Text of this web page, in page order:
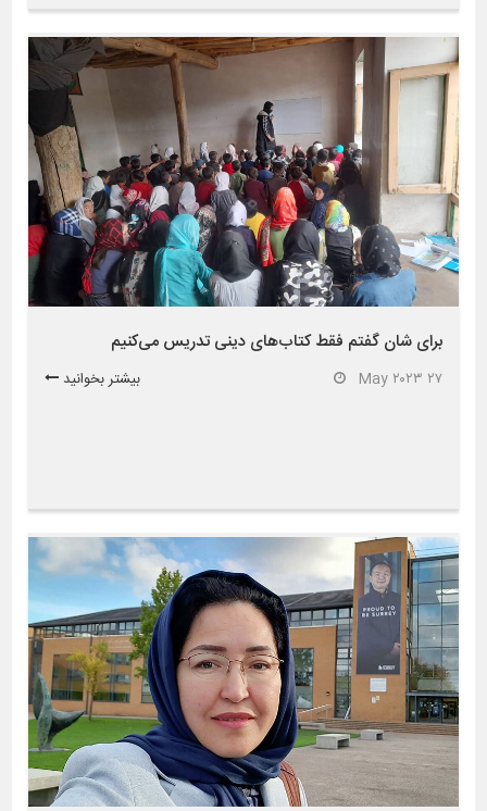
برای شان گفتم فقط کتاب‌های دینی تدریس می‌کنیم
۲۷ May ۲۰۲۳ بیشتر بخوانید